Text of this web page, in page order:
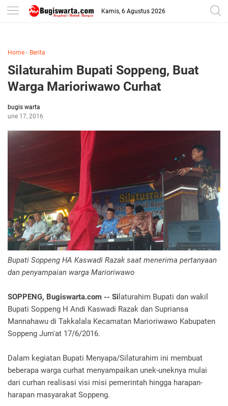
-->
Kamis, 6 Agustus 2026
Home › Berita
Silaturahim Bupati Soppeng, Buat
Warga Marioriwawo Curhat
bugis warta
June 17, 2016
Bupati Soppeng HA Kaswadi Razak saat menerima pertanyaan
dan penyampaian warga Marioriwawo
SOPPENG, Bugiswarta.com -- Si laturahim Bupati dan wakil
Bupati Soppeng H Andi Kaswadi Razak dan Supriansa
Mannahawu ‎di Takkalala Kecamatan Marioriwawo Kabupaten
Soppeng Jum'at 17/6/2016.
Dalam kegiatan Bupati Menyapa/Silaturahim ini membuat
beberapa warga curhat menyampaikan unek-uneknya mulai
dari curhan realisasi visi misi pemerintah hingga harapan-
harapan masyarakat Soppeng.